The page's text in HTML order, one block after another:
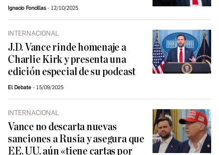
Ignacio Foncillas 12/10/2025
INTERNACIONAL
J.D. Vance rinde homenaje a
Charlie Kirk y presenta una
edición especial de su podcast
El Debate 15/09/2025
INTERNACIONAL
Vance no descarta nuevas
sanciones a Rusia y asegura que
EE. UU. aún «tiene cartas por